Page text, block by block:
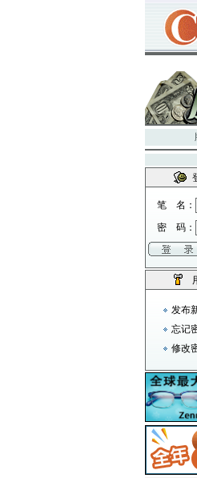
笔 名：
密 码：
发布
忘记
修改